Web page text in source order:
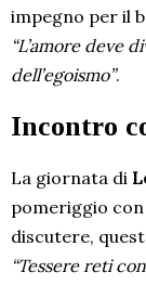
impegno per il
“L’amore deve
dell’egoismo”.
Incontro
La giornata di
pomeriggio
discutere,
“Tessere reti